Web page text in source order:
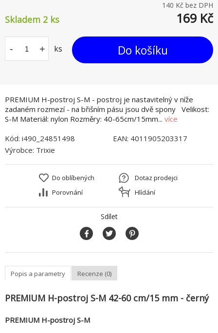
PREMIUM H-postroj S-M - postroj je nastavitelný v níže
zadaném rozmezí - na břišním pásu jsou dvě spony Velikost:
S-M Materiál: nylon Rozměry: 40-65cm/15mm... více
140 Kč bez DPH
Skladem 2 ks 169 Kč
- + ks Do košíku
Kód: i490_24851498 EAN: 4011905203317
Výrobce: Trixie
Do oblíbených
Porovnání
Dotaz prodejci
Hlídání
Sdílet
Popis a parametry Recenze (0)
PREMIUM H-postroj S-M 42-60 cm/15 mm - černý
PREMIUM H-postroj S-M